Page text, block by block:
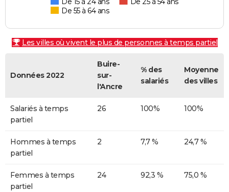
De 55 à 64 ans
Les villes où vivent le plus de personnes à temps partiel
Données 2022
Buire-
sur-
l'Ancre
% des
salariés
Moyenne
des villes
Salariés à temps
partiel
26 100% 100%
Hommes à temps
partiel
2 7,7 % 24,7 %
Femmes à temps
partiel
24 92,3 % 75,0 %